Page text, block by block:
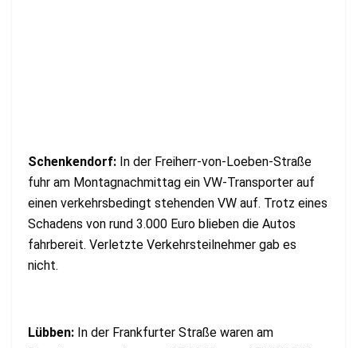
Schenkendorf: In der Freiherr-von-Loeben-Straße
fuhr am Montagnachmittag ein VW-Transporter auf
einen verkehrsbedingt stehenden VW auf. Trotz eines
Schadens von rund 3.000 Euro blieben die Autos
fahrbereit. Verletzte Verkehrsteilnehmer gab es
nicht.
Lübben: In der Frankfurter Straße waren am